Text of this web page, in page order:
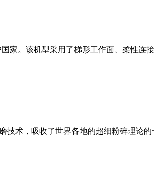
家。该机型采用了梯形工作面、柔性连
术，吸收了世界各地的超细粉碎理论